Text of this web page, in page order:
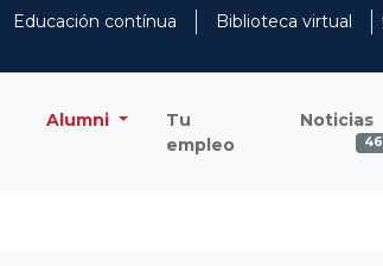
Educación contínua
Biblioteca virtual
Alumni
Tu
empleo
Noticias
46